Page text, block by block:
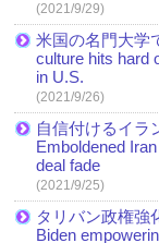
(2021/9/29)
米国の名門大
culture hits hard
in U.S.
(2021/9/26)
自信付けるイ
Emboldened
deal fade
(2021/9/25)
タリバン政権
Biden